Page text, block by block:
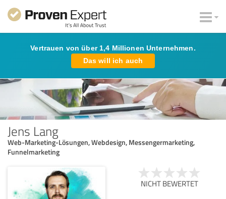
Vertrauen von über 1,4 Millionen Unternehmen.
Das will ich auch
Jens Lang
Web-Marketing-Lösungen, Webdesign, Messengermarketing,
Funnelmarketing
NICHT BEWERTET